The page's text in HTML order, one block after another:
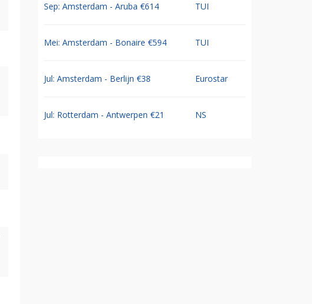
Sep: Amsterdam - Aruba €614 TUI
Mei: Amsterdam - Bonaire €594 TUI
Jul: Amsterdam - Berlijn €38 Eurostar
Jul: Rotterdam - Antwerpen €21 NS